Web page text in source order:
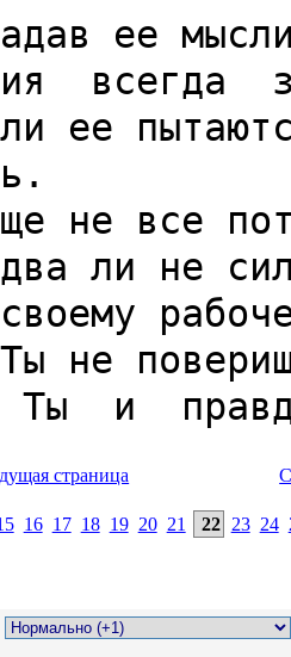
страница
16 17 18 19 20 21 22 23 24